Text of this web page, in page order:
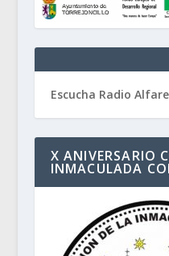
Escucha Radio
X ANIVERSARIO
INMACULADA